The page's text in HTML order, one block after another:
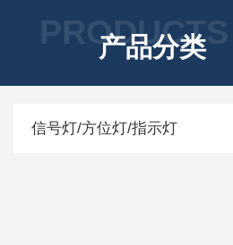
PRODUCTS
产品分类
信号灯/方位灯/指示灯